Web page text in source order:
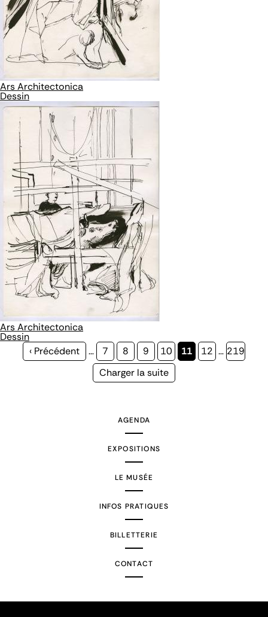
Ars Architectonica
Dessin
Ars Architectonica
Dessin
Page
‹ Précédent … Page
7 Page
8 Page
9 Page
10
Page
11 Page
12 … Page
219
Page
Charger la suite
AGENDA
EXPOSITIONS
LE MUSÉE
INFOS PRATIQUES
BILLETTERIE
CONTACT